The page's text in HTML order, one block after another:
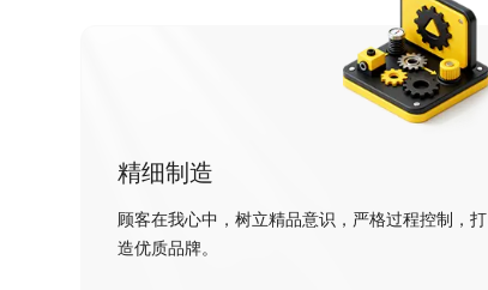
精细制造
顾客在我心中，树立精品意识，严格过程控制，打
造优质品牌。